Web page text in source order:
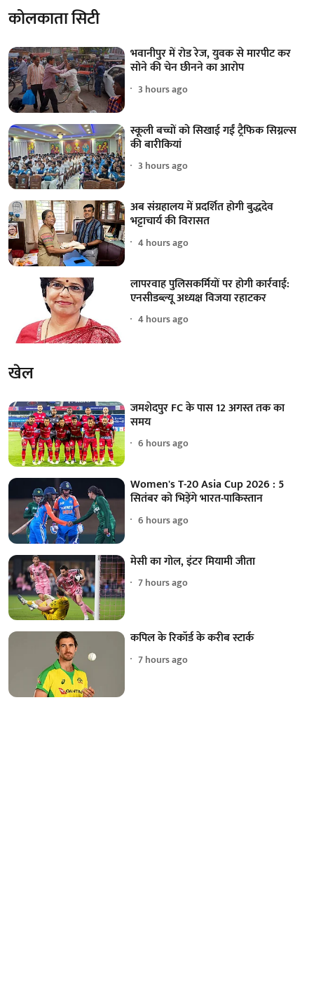
कोलकाता सिटी
भवानीपुर में रोड रेज, युवक से मारपीट कर
सोने की चेन छीनने का आरोप
3 hours ago
स्कूली बच्चों को सिखाई गईं ट्रैफिक सिग्नल्स
की बारीकियां
3 hours ago
अब संग्रहालय में प्रदर्शित होगी बुद्धदेव
भट्टाचार्य की विरासत
4 hours ago
लापरवाह पुलिसकर्मियों पर होगी कार्रवाई:
एनसीडब्ल्यू अध्यक्ष विजया रहाटकर
4 hours ago
खेल
जमशेदपुर FC के पास 12 अगस्त तक का
समय
6 hours ago
Women's T-20 Asia Cup 2026 : 5
सितंबर को भिड़ेंगे भारत-पाकिस्तान
6 hours ago
मेसी का गोल, इंटर मियामी जीता
7 hours ago
कपिल के रिकॉर्ड के करीब स्टार्क
7 hours ago